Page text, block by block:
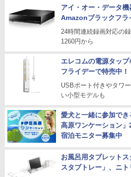
アイ・オー・データ機
Amazonブラックフラ
24時間連続録画対応の
1260円から
エレコムの電源タッ
フライデーで特売中！
USBポート付きやタワ
い小型モデルも
愛犬と一緒に参加で
高原ワンケーション
宿泊モニター募集中
お風呂用タブレット
スタブトレー」、ニ